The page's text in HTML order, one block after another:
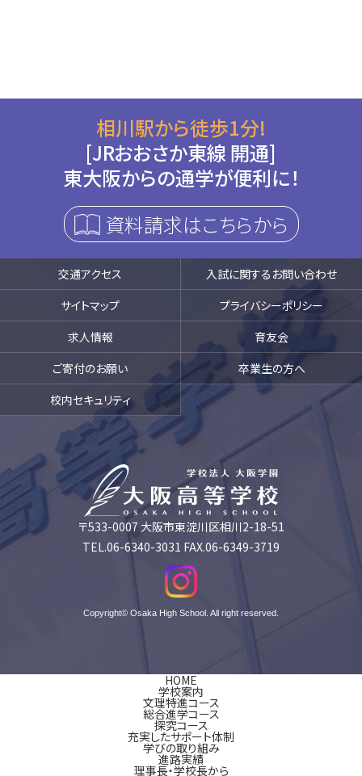
相川駅から徒歩1分!
[JRおおさか東線 開通]
東大阪からの通学が便利に！
資料請求はこちらから
交通アクセス
入試に関するお問い合わせ
サイトマップ
プライバシーポリシー
求人情報
育友会
ご寄付のお願い
卒業生の方へ
校内セキュリティ
〒533-0007 大阪市東淀川区相川2-18-51
TEL.06-6340-3031 FAX.06-6349-3719
Copyright© Osaka High School. All right reserved.
HOME
学校案内
文理特進コース
総合進学コース
探究コース
充実したサポート体制
学びの取り組み
進路実績
理事長・学校長から